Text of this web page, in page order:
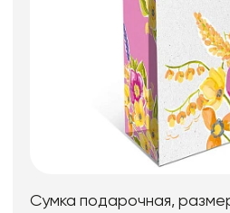
Сумка подарочная,